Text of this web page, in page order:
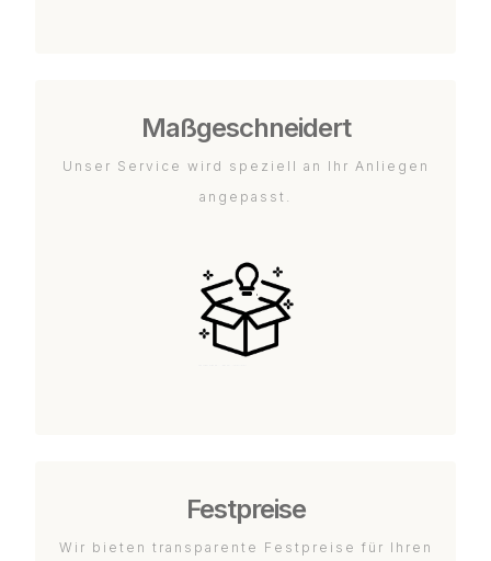
Maßgeschneidert
Unser Service wird speziell an Ihr Anliegen
angepasst.
Festpreise
Wir bieten transparente Festpreise für Ihren